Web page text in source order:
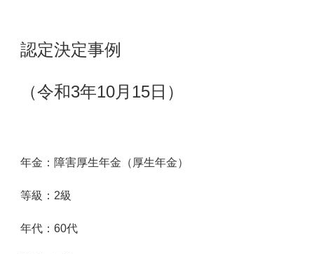
認定決定事例
（令和3年10月15日）
年金：障害厚生年金（厚生年金）
等級：2級
年代：60代